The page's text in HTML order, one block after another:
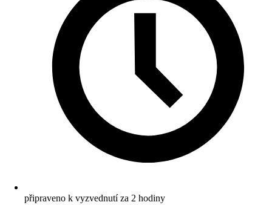
připraveno k vyzvednutí za 2 hodiny